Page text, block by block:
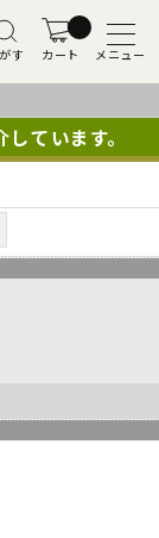
す カート メニュー
ています。